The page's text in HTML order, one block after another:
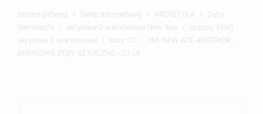
Strona główna Sklep Internetowy PROTETYKA
Zęby
Yamahachi
akrylowe 2-warstwowe New Ace
przody (dół)
akrylowe 2-warstwowe
kolor C1
YM. NEW ACE ANTERIOR -
AKRYLOWE ZĘBY SZTUCZNE - C1-L6